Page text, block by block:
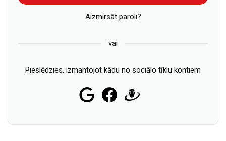
Aizmirsāt paroli?
vai
Pieslēdzies, izmantojot kādu no sociālo tīklu kontiem